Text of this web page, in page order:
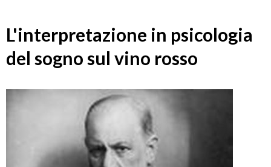
L'interpretazione in psicologia
del sogno sul vino rosso